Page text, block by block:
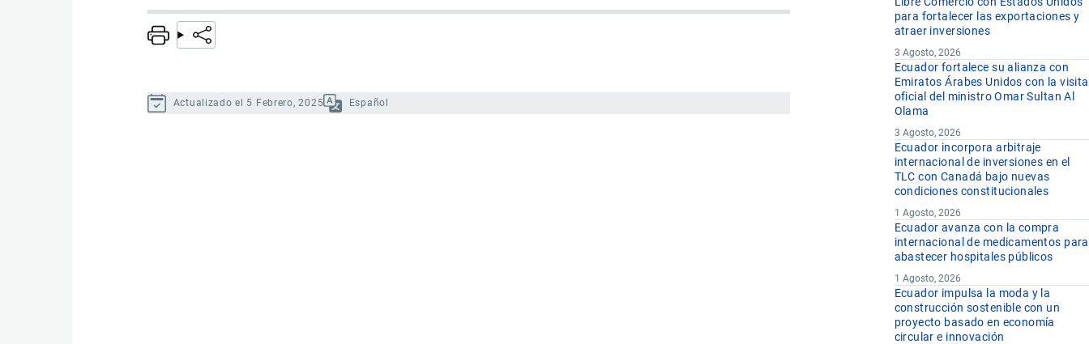
Actualizado el 5 Febrero, 2025 Español
para fortalecer las exportaciones y
atraer inversiones
3 Agosto, 2026
Ecuador fortalece su alianza con
Emiratos Árabes Unidos con la visita
oficial del ministro Omar Sultan Al
Olama
3 Agosto, 2026
Ecuador incorpora arbitraje
internacional de inversiones en el
TLC con Canadá bajo nuevas
condiciones constitucionales
1 Agosto, 2026
Ecuador avanza con la compra
internacional de medicamentos para
abastecer hospitales públicos
1 Agosto, 2026
Ecuador impulsa la moda y la
construcción sostenible con un
proyecto basado en economía
circular e innovación